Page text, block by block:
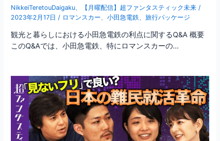
NikkeiTeretouDaigaku 【月曜配信】超ファンタスティック未来 /
2023年2月17日 / ロマンスカー 、小田急電鉄 、旅行パッケージ
観光と暮らしにおける小田急電鉄の利点に関するQ&A 概要
このQ&Aでは、小田急電鉄、特にロマンスカーの…